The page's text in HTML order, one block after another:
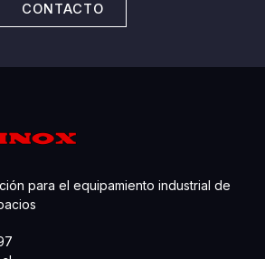
CONTACTO
para el equipamiento industrial de